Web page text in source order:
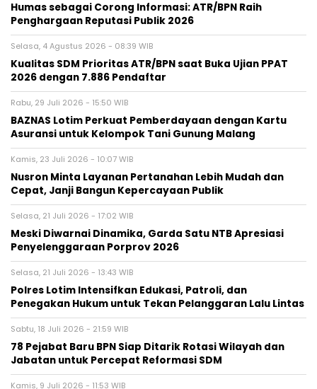
Humas sebagai Corong Informasi: ATR/BPN Raih
Penghargaan Reputasi Publik 2026
Selasa, 4 Agustus 2026 - 08:39 WIB
Kualitas SDM Prioritas ATR/BPN saat Buka Ujian PPAT
2026 dengan 7.886 Pendaftar
Rabu, 29 Juli 2026 - 15:50 WIB
BAZNAS Lotim Perkuat Pemberdayaan dengan Kartu
Asuransi untuk Kelompok Tani Gunung Malang
Kamis, 23 Juli 2026 - 10:07 WIB
Nusron Minta Layanan Pertanahan Lebih Mudah dan
Cepat, Janji Bangun Kepercayaan Publik
Selasa, 21 Juli 2026 - 17:02 WIB
Meski Diwarnai Dinamika, Garda Satu NTB Apresiasi
Penyelenggaraan Porprov 2026 ‎
Selasa, 21 Juli 2026 - 13:43 WIB
Polres Lotim Intensifkan Edukasi, Patroli, dan
Penegakan Hukum untuk Tekan Pelanggaran Lalu Lintas
Sabtu, 18 Juli 2026 - 21:59 WIB
78 Pejabat Baru BPN Siap Ditarik Rotasi Wilayah dan
Jabatan untuk Percepat Reformasi SDM
Kamis, 9 Juli 2026 - 11:53 WIB